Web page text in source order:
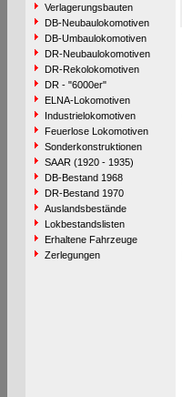
Verlagerungsbauten
DB-Neubaulokomotiven
DB-Umbaulokomotiven
DR-Neubaulokomotiven
DR-Rekolokomotiven
DR - "6000er"
ELNA-Lokomotiven
Industrielokomotiven
Feuerlose Lokomotiven
Sonderkonstruktionen
SAAR (1920 - 1935)
DB-Bestand 1968
DR-Bestand 1970
Auslandsbestände
Lokbestandslisten
Erhaltene Fahrzeuge
Zerlegungen